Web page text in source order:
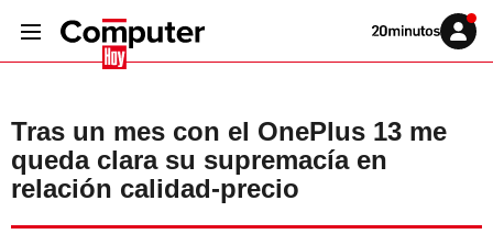
Volver
Iniciar
sesión
Tras un mes con el OnePlus 13 me
queda clara su supremacía en
relación calidad-precio